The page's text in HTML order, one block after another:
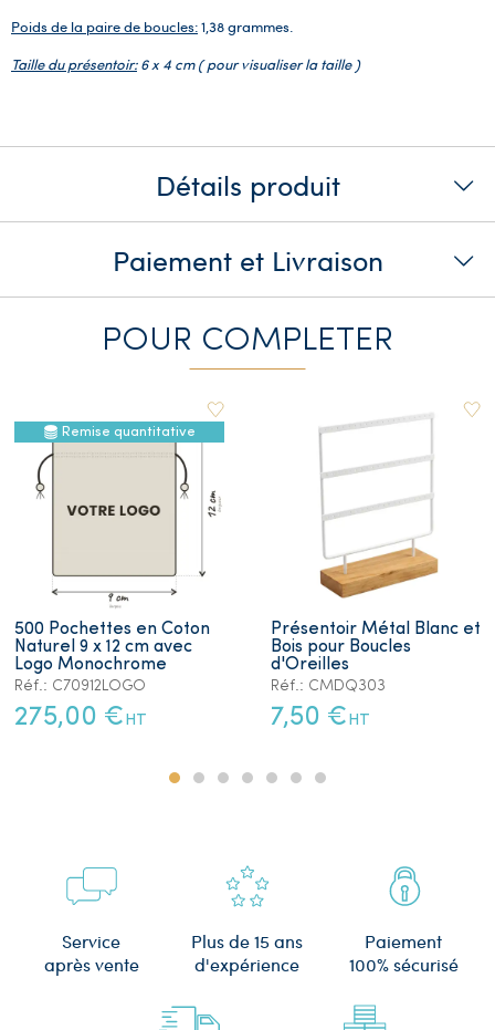
Poids de la paire de boucles:1,38 grammes.
Taille du présentoir:6 x 4 cm ( pour visualiser la taille )
Détails produit
Paiement et Livraison
POUR COMPLETER
Remise quantitative
500 Pochettes en Coton
Naturel 9 x 12 cm avec
Logo Monochrome
Réf.: C70912LOGO
275,00 € HT
Présentoir Métal Blanc et
Bois pour Boucles
d'Oreilles
Réf.: CMDQ303
7,50 € HT
Service
après vente
Plus de 15 ans
d'expérience
Paiement
100% sécurisé